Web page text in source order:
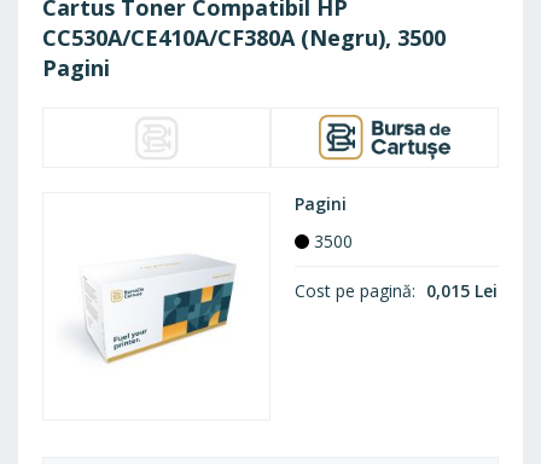
Cartus Toner Compatibil HP
CC530A/CE410A/CF380A (Negru), 3500
Pagini
Pagini
3500
Cost pe pagină 0,015 Lei